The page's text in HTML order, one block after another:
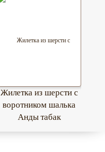
Жилетка из шерсти с
воротником шалька
Анды табак